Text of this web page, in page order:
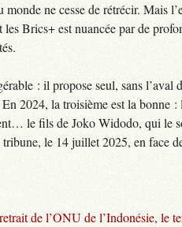
ne cesse de rétrécir. Mais
les Brics+ est nuancée par de
: il propose seul, sans l’aval
2024, la troisième est la bonne
le fils de Joko Widodo, qui le
tribune, le 14 juillet 2025, en face
de l’ONU de l’Indonésie, le